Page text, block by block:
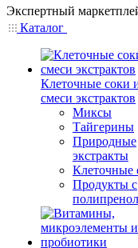
Экспертный
Каталог
Клеточные соки
смеси экстрактов
Миксы
Тайгерины
Природные
экстракты
Клеточные
Продукты с